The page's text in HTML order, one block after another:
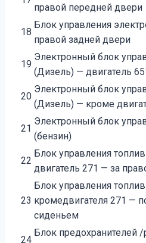
правой передней двери
18
Блок управления
правой задней двери
19
Электронный блок
(Дизель) — двигатель
20
Электронный блок
(Дизель) — кроме
21
Электронный блок
(бензин)
22
Блок управления
двигатель 271 — за
23
Блок управления
кромедвигателя 271 —
сиденьем
24
Блок предохранителей